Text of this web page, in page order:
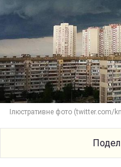
Ілюстративне фото (twitter.com/